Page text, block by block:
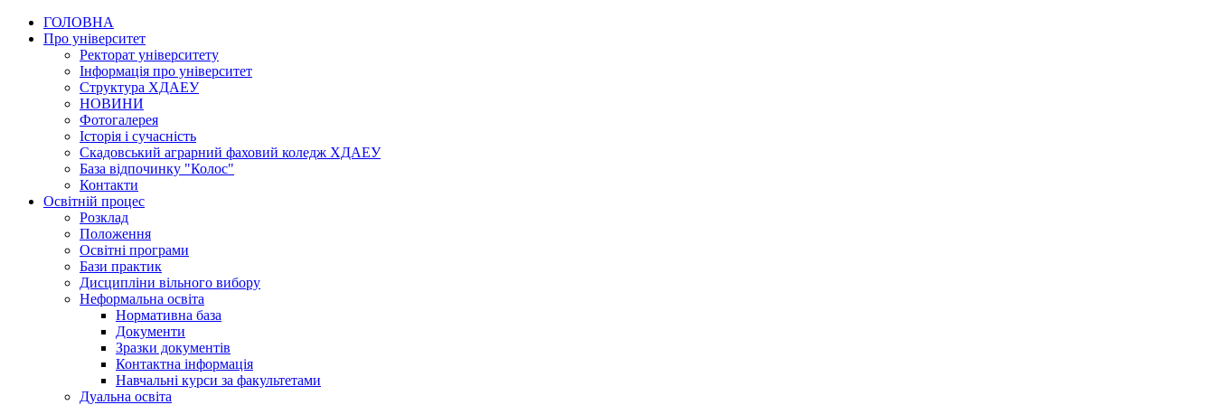
ГОЛОВНА
Про університет
Ректорат університету
Інформація про університет
Структура ХДАЕУ
НОВИНИ
Фотогалерея
Історія і сучасність
Скадовський аграрний фаховий коледж ХДАЕУ
База відпочинку "Колос"
Контакти
Освітній процес
Розклад
Положення
Освітні програми
Бази практик
Дисципліни вільного вибору
Неформальна освіта
Нормативна база
Документи
Зразки документів
Контактна інформація
Навчальні курси за факультетами
Дуальна освіта